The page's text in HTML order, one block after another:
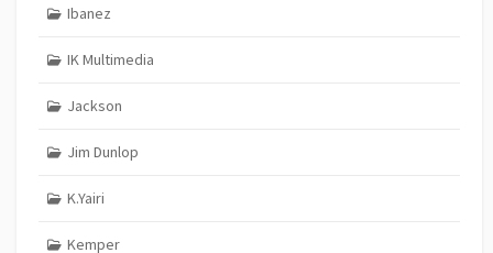
Ibanez
IK Multimedia
Jackson
Jim Dunlop
K.Yairi
Kemper